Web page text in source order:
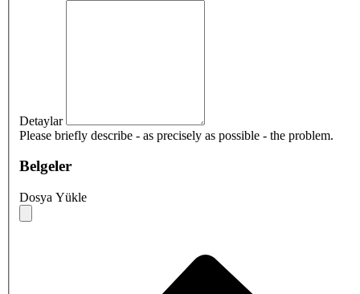
Detaylar
Please briefly describe - as precisely as possible - the problem.
Belgeler
Dosya Yükle